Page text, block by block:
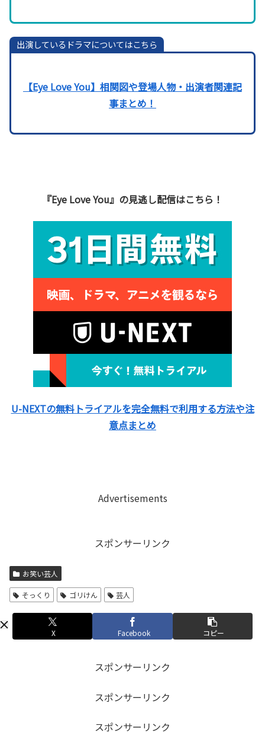
出演しているドラマについてはこちら
【Eye Love You】相関図や登場人物・出演者関連記
事まとめ！
『Eye Love You』の見逃し配信はこちら！
U-NEXTの無料トライアルを完全無料で利用する方法や注
意点まとめ
Advertisements
スポンサーリンク
お笑い芸人
そっくり ゴリけん 芸人
X Facebook コピー
スポンサーリンク
スポンサーリンク
スポンサーリンク